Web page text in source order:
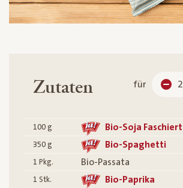
Zutaten für 2
100 g Bio-Soja Faschiert
350 g Bio-Spaghetti​
1 Pkg. Bio-Passata
1 Stk. Bio-Paprika​